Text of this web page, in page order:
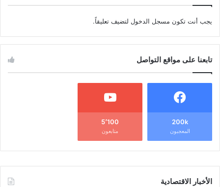
يجب أنت تكون مسجل الدخول لتضيف تعليقاً.
تابعنا على مواقع التواصل
200k
المعجبون
5٬100
متابعون
الأخبار الاقتصادية